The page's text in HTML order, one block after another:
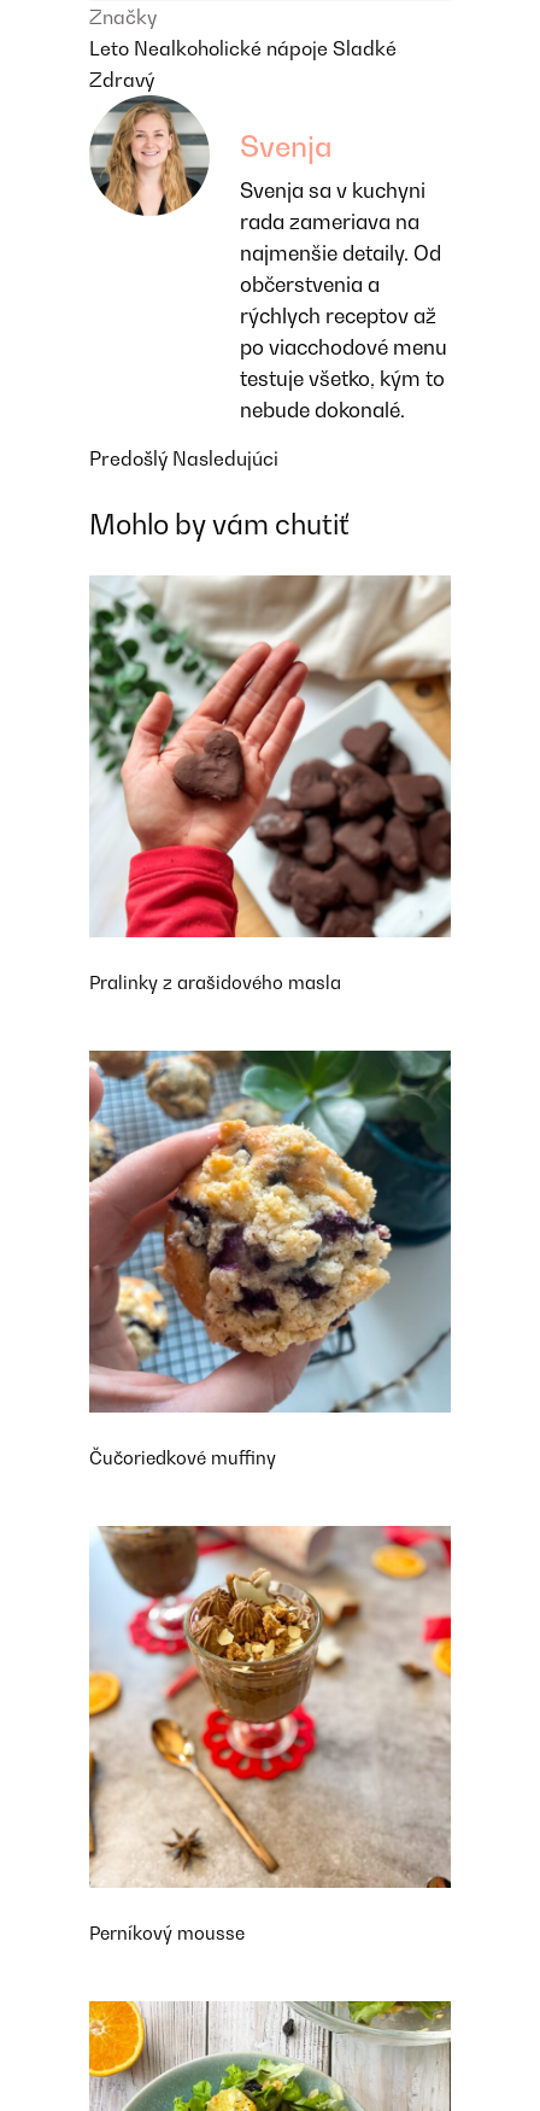
Značky
Leto Nealkoholické nápoje Sladké
Zdravý
Svenja
Svenja sa v kuchyni
rada zameriava na
najmenšie detaily. Od
občerstvenia a
rýchlych receptov až
po viacchodové menu
testuje všetko, kým to
nebude dokonalé.
Predošlý Nasledujúci
Mohlo by vám chutiť
Pralinky z arašidového masla
Čučoriedkové muffiny
Perníkový mousse